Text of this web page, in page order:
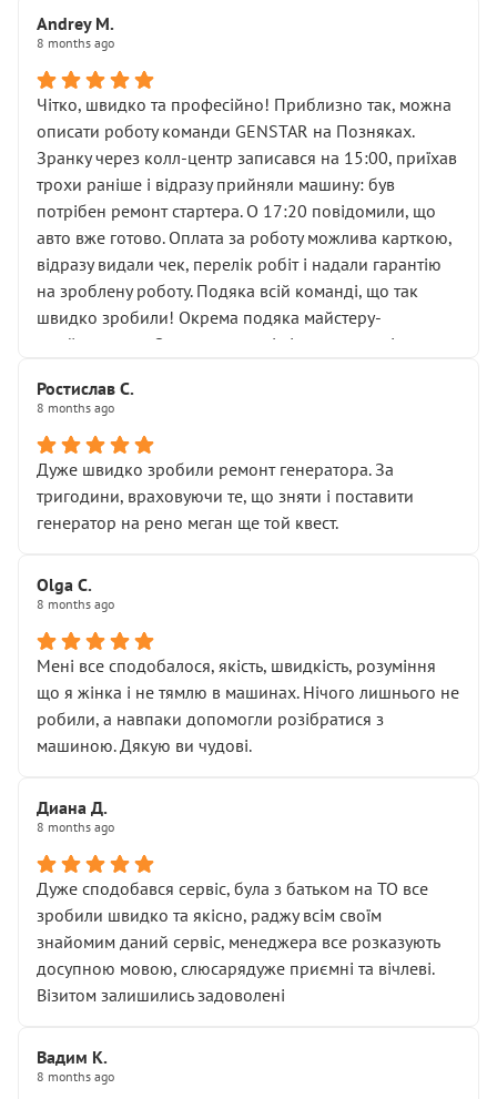
Для людини, яка хоча б трохи розуміється на техніці,
це звучить як мінімум непрофесійно, а як максимум —
спроба продати дорогий вузол замість елементарних
ущільнювачів.
Що прикро — це не перший мій візит. Раніше міняв у
вас стартер, і тоді сервіс наче справив хороше
враження. Але згодом знайшов декілька гайок під
лобовим склом. Мені пояснили, що це “старі гайки, які
відкручували”, і попросили не хвилюватися. ( надіюсь
новий власник, не застяг в полі))
Але після нинішнього візиту такі дрібниці вже не
здаються дрібницями.
Я — клієнт, який працює на довірі, і саме її цей сервіс
Хотілося б більше:
• належної уваги до авто
• прозорості в роботах і рахунках
• реальної діагностики, а не формального
“подивились і поїхав”
На жаль, складається враження, що сервіс працює не
Стосовно комунікації - все добре
Andrey M.
8 months ago
Чітко, швидко та професійно! Приблизно так, можна
описати роботу команди GENSTAR на Позняках.
Зранку через колл-центр записався на 15:00, приїхав
трохи раніше і відразу прийняли машину: був
потрібен ремонт стартера. О 17:20 повідомили, що
авто вже готово. Оплата за роботу можлива карткою,
відразу видали чек, перелік робіт і надали гарантію
на зроблену роботу. Подяка всій команді, що так
швидко зробили! Окрема подяка майстеру-
приймальнику Олександру: всі чітко та по суті.
звертатися до цього автосервісу.
Ростислав С.
8 months ago
Дуже швидко зробили ремонт генератора. За
тригодини, враховуючи те, що зняти і поставити
генератор на рено меган ще той квест.
Olga С.
8 months ago
Мені все сподобалося, якість, швидкість, розуміння
що я жінка і не тямлю в машинах. Нічого лишнього не
робили, а навпаки допомогли розібратися з
машиною. Дякую ви чудові.
Диана Д.
8 months ago
Дуже сподобався сервіс, була з батьком на ТО все
зробили швидко та якісно, раджу всім своїм
знайомим даний сервіс, менеджера все розказують
досупною мовою, слюсарядуже приємні та вічлеві.
Візитом залишились задоволені
Вадим К.
8 months ago